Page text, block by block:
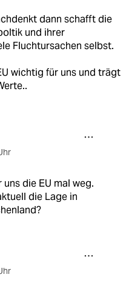
dann schafft die
und ihrer
Fluchtursachen selbst.
wichtig für uns und trägt
die EU mal weg.
die Lage in